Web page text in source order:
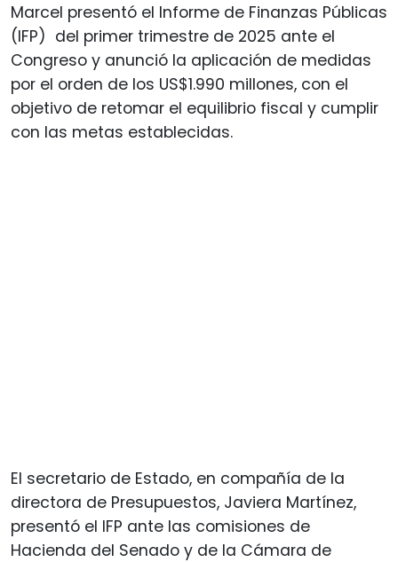
Marcel presentó el Informe de Finanzas Públicas
(IFP) del primer trimestre de 2025 ante el
Congreso y anunció la aplicación de medidas
por el orden de los US$1.990 millones, con el
objetivo de retomar el equilibrio fiscal y cumplir
con las metas establecidas.
El secretario de Estado, en compañía de la
directora de Presupuestos, Javiera Martínez,
presentó el IFP ante las comisiones de
Hacienda del Senado y de la Cámara de